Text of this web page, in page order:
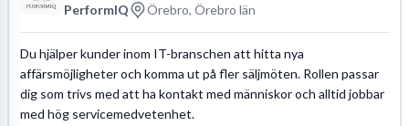
PerformIQ Örebro, Örebro län
Du hjälper kunder inom IT-branschen att hitta nya
affärsmöjligheter och komma ut på fler säljmöten. Rollen passar
dig som trivs med att ha kontakt med människor och alltid jobbar
med hög servicemedvetenhet.